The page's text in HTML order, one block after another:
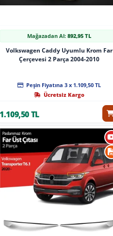
Mağazadan Al: 892,95 TL
Volkswagen Caddy Uyumlu Krom Far
Çerçevesi 2 Parça 2004-2010
Peşin Fiyatına 3 x 1.109,50 TL
Ücretsiz Kargo
1.109,50 TL